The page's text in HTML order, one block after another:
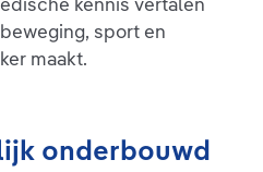
sport en
maakt.
onderbouwd